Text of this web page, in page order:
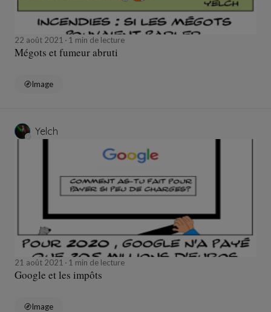
22 août 2021 1 min de lecture
Mégots et fumeur abruti
Image
Yelch
21 août 2021 1 min de lecture
Google et les impôts
Image